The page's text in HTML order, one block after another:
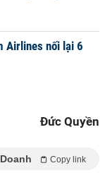
Airlines nối lại 6
Đức Quyền
Copy link